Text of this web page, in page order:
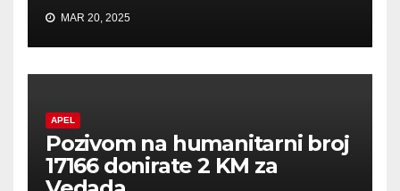
MAR 20, 2025
APEL
Pozivom na humanitarni broj
17166 donirate 2 KM za